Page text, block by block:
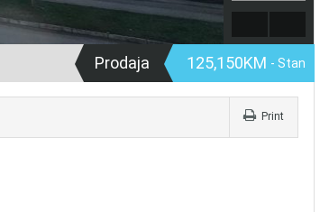
Prodaja 125,150KM - Stan
Print